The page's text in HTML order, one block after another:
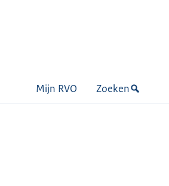
Mijn RVO Zoeken